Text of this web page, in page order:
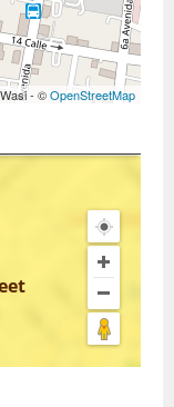
- ©OpenStreetMap